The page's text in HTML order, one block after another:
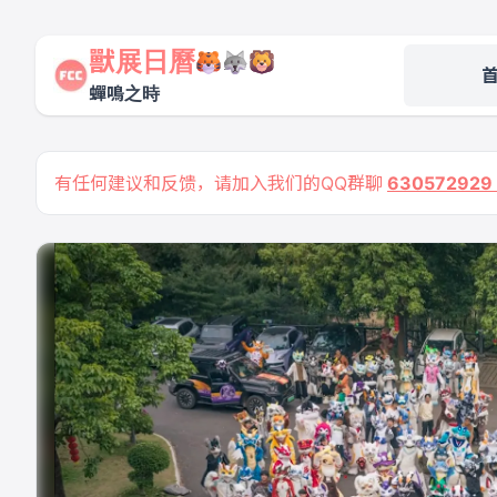
獸展日曆
蟬鳴之時
有任何建议和反馈，请加入我们的QQ群聊 630572929